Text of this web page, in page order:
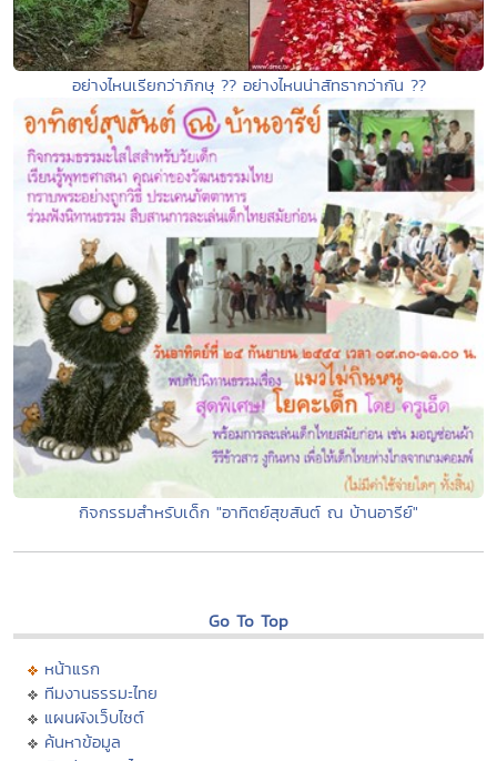
อย่างไหนเรียกว่าภิกษุ ?? อย่างไหนน่าสัทธากว่ากัน ??
กิจกรรมสำหรับเด็ก "อาทิตย์สุขสันต์ ณ บ้านอารีย์"
Go To Top
หน้าแรก
ทีมงานธรรมะไทย
แผนผังเว็บไซต์
ค้นหาข้อมูล